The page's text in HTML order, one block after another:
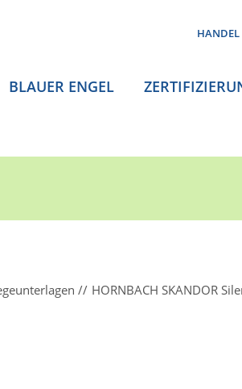
HANDEL
BLAUER ENGEL
HORNBACH SKANDOR